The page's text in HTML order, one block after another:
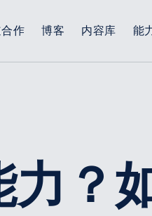
作 博客 内容库 能
力？